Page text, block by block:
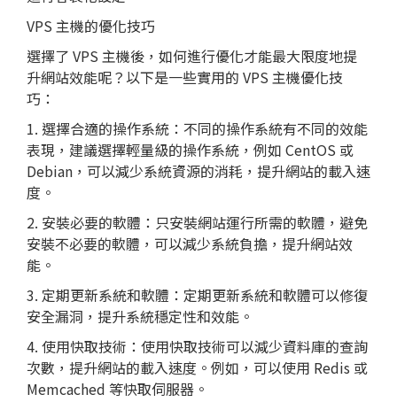
VPS 主機的優化技巧
選擇了 VPS 主機後，如何進行優化才能最大限度地提
升網站效能呢？以下是一些實用的 VPS 主機優化技
巧：
1. 選擇合適的操作系統：不同的操作系統有不同的效能
表現，建議選擇輕量級的操作系統，例如 CentOS 或
Debian，可以減少系統資源的消耗，提升網站的載入速
度。
2. 安裝必要的軟體：只安裝網站運行所需的軟體，避免
安裝不必要的軟體，可以減少系統負擔，提升網站效
能。
3. 定期更新系統和軟體：定期更新系統和軟體可以修復
安全漏洞，提升系統穩定性和效能。
4. 使用快取技術：使用快取技術可以減少資料庫的查詢
次數，提升網站的載入速度。例如，可以使用 Redis 或
Memcached 等快取伺服器。